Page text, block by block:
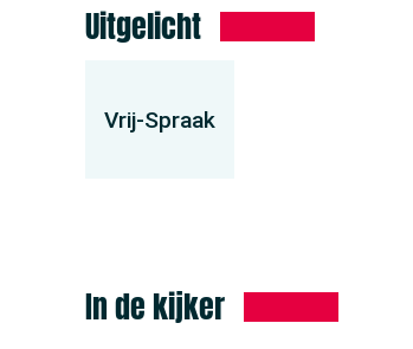
Uitgelicht
Vrij-Spraak
In de kijker